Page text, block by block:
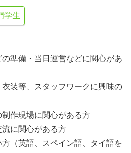
学生
準備・当日運営などに関心があ
装等、スタッフワークに興味の
作現場に関心がある方
に関心がある方
（英語、スペイン語、タイ語を